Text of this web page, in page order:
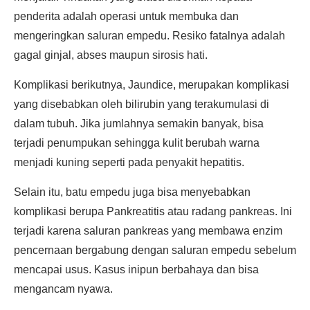
penderita adalah operasi untuk membuka dan
mengeringkan saluran empedu. Resiko fatalnya adalah
gagal ginjal, abses maupun sirosis hati.
Komplikasi berikutnya, Jaundice, merupakan komplikasi
yang disebabkan oleh bilirubin yang terakumulasi di
dalam tubuh. Jika jumlahnya semakin banyak, bisa
terjadi penumpukan sehingga kulit berubah warna
menjadi kuning seperti pada penyakit hepatitis.
Selain itu, batu empedu juga bisa menyebabkan
komplikasi berupa Pankreatitis atau radang pankreas. Ini
terjadi karena saluran pankreas yang membawa enzim
pencernaan bergabung dengan saluran empedu sebelum
mencapai usus. Kasus inipun berbahaya dan bisa
mengancam nyawa.